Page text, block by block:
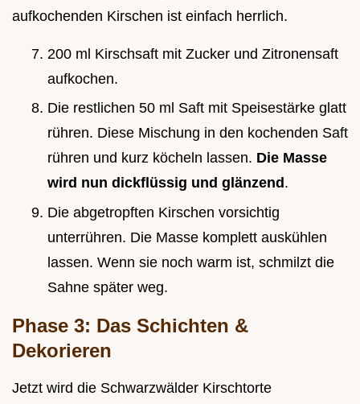
aufkochenden Kirschen ist einfach herrlich.
200 ml Kirschsaft mit Zucker und Zitronensaft
aufkochen.
Die restlichen 50 ml Saft mit Speisestärke glatt
rühren. Diese Mischung in den kochenden Saft
rühren und kurz köcheln lassen. Die Masse
wird nun dickflüssig und glänzend .
Die abgetropften Kirschen vorsichtig
unterrühren. Die Masse komplett auskühlen
lassen. Wenn sie noch warm ist, schmilzt die
Sahne später weg.
Phase 3: Das Schichten &
Dekorieren
Jetzt wird die Schwarzwälder Kirschtorte